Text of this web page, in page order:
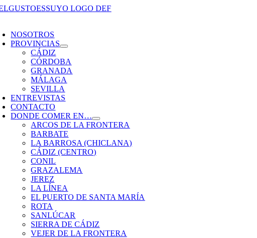
Saltar
NOSOTROS
PROVINCIAS
CÁDIZ
CÓRDOBA
GRANADA
MÁLAGA
SEVILLA
ENTREVISTAS
CONTACTO
DONDE COMER EN…
ARCOS DE LA FRONTERA
BARBATE
LA BARROSA (CHICLANA)
CÁDIZ (CENTRO)
CONIL
GRAZALEMA
JEREZ
LA LÍNEA
EL PUERTO DE SANTA MARÍA
ROTA
SANLÚCAR
SIERRA DE CÁDIZ
VEJER DE LA FRONTERA